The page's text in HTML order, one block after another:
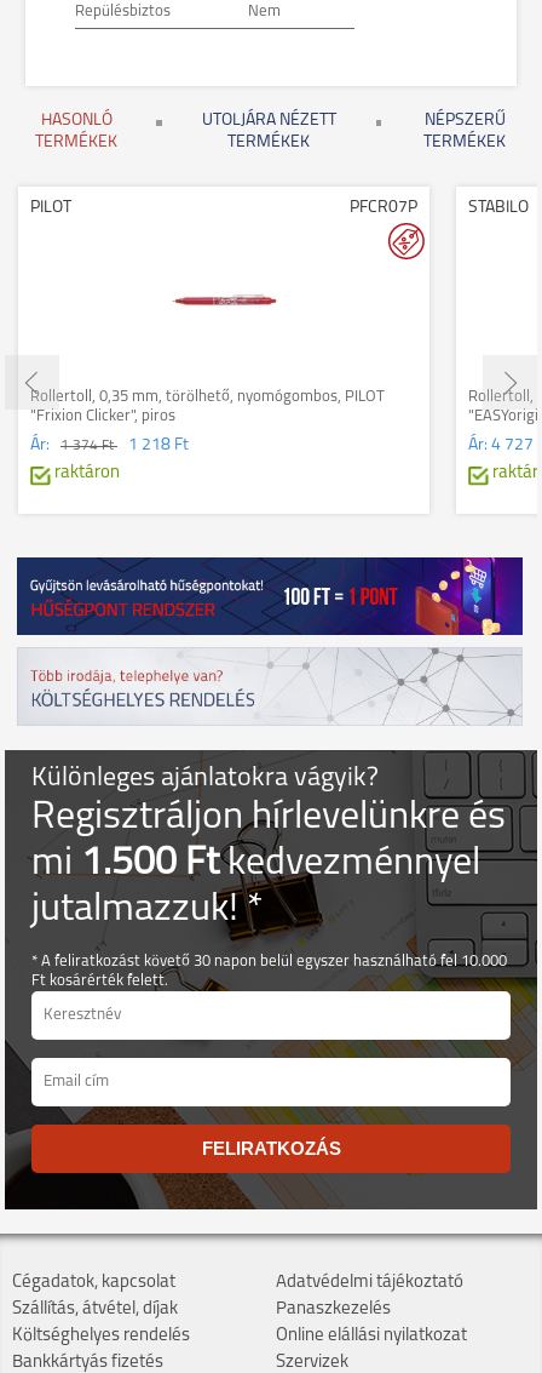
Repülésbiztos Nem
HASONLÓ
TERMÉKEK
UTOLJÁRA NÉZETT
TERMÉKEK
NÉPSZERŰ
TERMÉKEK
PILOT PFCR07P
Rollertoll, 0,35 mm, törölhető, nyomógombos, PILOT
"Frixion Clicker", piros
Ár: 1 374 Ft
1 218 Ft
raktáron
STABILO
Rollertoll,
Ár: 4 727
Különleges ajánlatokra vágyik?
Regisztráljon hírlevelünkre és
mi1.500 Ftkedvezménnyel
jutalmazzuk! *
* A feliratkozást követő 30 napon belül egyszer használható fel 10.000
Ft kosárérték felett.
FELIRATKOZÁS
Cégadatok, kapcsolat
Szállítás, átvétel, díjak
Költséghelyes rendelés
Bankkártyás fizetés
Adatvédelmi tájékoztató
Panaszkezelés
Online elállási nyilatkozat
Szervizek